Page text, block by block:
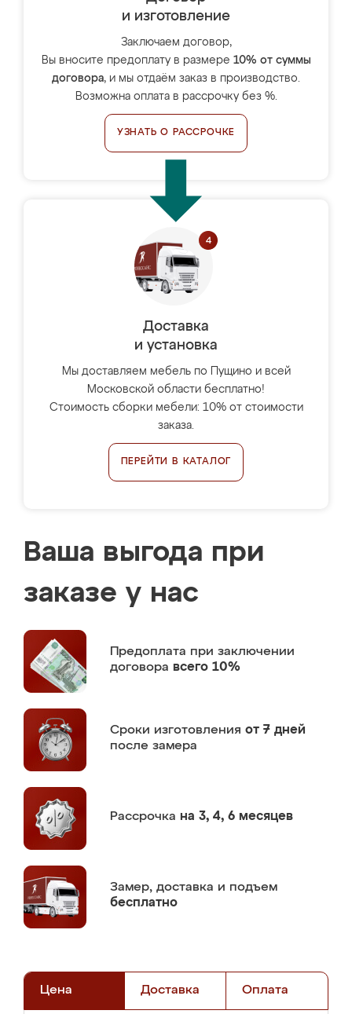
и изготовление
Заключаем договор,
Вы вносите предоплату в размере 10% от суммы
договора, и мы отдаём заказ в производство.
Возможна оплата в рассрочку без %.
УЗНАТЬ О РАССРОЧКЕ
Доставка
и установка
Мы доставляем мебель по Пущино и всей
Московской области бесплатно!
Стоимость сборки мебели: 10% от стоимости
заказа.
ПЕРЕЙТИ В КАТАЛОГ
Ваша выгода при
заказе у нас
Предоплата при заключении
договора всего 10%
Сроки изготовления от 7 дней
после замера
Рассрочка на 3, 4, 6 месяцев
Замер, доставка и подъем
бесплатно
Цена Доставка Оплата